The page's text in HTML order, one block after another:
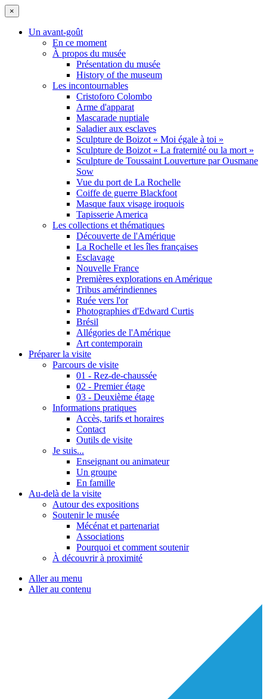
×
Un avant-goût
En ce moment
À propos du musée
Présentation du musée
History of the museum
Les incontournables
Cristoforo Colombo
Arme d'apparat
Mascarade nuptiale
Saladier aux esclaves
Sculpture de Boizot « Moi égale à toi »
Sculpture de Boizot « La fraternité ou la mort »
Sculpture de Toussaint Louverture par Ousmane
Sow
Vue du port de La Rochelle
Coiffe de guerre Blackfoot
Masque faux visage iroquois
Tapisserie America
Les collections et thématiques
Découverte de l'Amérique
La Rochelle et les îles françaises
Esclavage
Nouvelle France
Premières explorations en Amérique
Tribus amérindiennes
Ruée vers l'or
Photographies d'Edward Curtis
Brésil
Allégories de l'Amérique
Art contemporain
Préparer la visite
Parcours de visite
01 - Rez-de-chaussée
02 - Premier étage
03 - Deuxième étage
Informations pratiques
Accès, tarifs et horaires
Contact
Outils de visite
Je suis...
Enseignant ou animateur
Un groupe
En famille
Au-delà de la visite
Autour des expositions
Soutenir le musée
Mécénat et partenariat
Associations
Pourquoi et comment soutenir
À découvrir à proximité
Aller au menu
Aller au contenu